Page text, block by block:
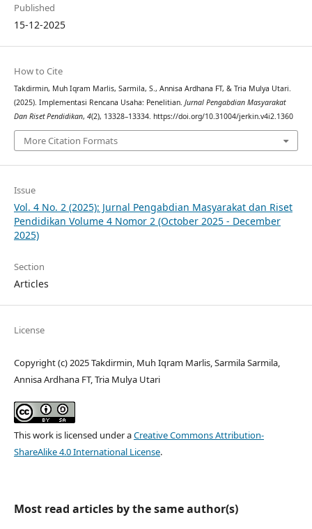
Published
15-12-2025
How to Cite
Takdirmin, Muh Iqram Marlis, Sarmila, S., Annisa Ardhana FT, & Tria Mulya Utari.
(2025). Implementasi Rencana Usaha: Penelitian. Jurnal Pengabdian Masyarakat
Dan Riset Pendidikan, 4(2), 13328–13334. https://doi.org/10.31004/jerkin.v4i2.1360
More Citation Formats
Issue
Vol. 4 No. 2 (2025): Jurnal Pengabdian Masyarakat dan Riset
Pendidikan Volume 4 Nomor 2 (October 2025 - December
2025)
Section
Articles
License
Copyright (c) 2025 Takdirmin, Muh Iqram Marlis, Sarmila Sarmila,
Annisa Ardhana FT, Tria Mulya Utari
This work is licensed under aCreative Commons Attribution-
ShareAlike 4.0 International License.
Most read articles by the same author(s)